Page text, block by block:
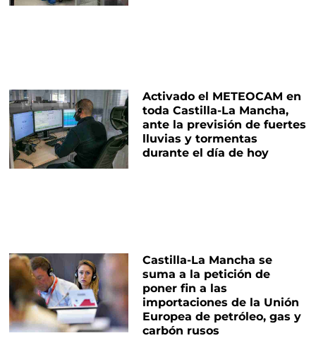
Activado el METEOCAM en
toda Castilla-La Mancha,
ante la previsión de fuertes
lluvias y tormentas
durante el día de hoy
Castilla-La Mancha se
suma a la petición de
poner fin a las
importaciones de la Unión
Europea de petróleo, gas y
carbón rusos